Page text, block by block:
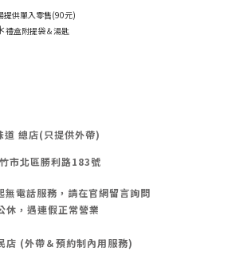
提供單入零售(90元)
禮盒附提袋＆湯匙
道 總店(只提供外帶)
市北區勝利路183號
電話服務，請在官網留言詢問
休，遇連假正常營業
店 (外帶＆預約制內用服務)